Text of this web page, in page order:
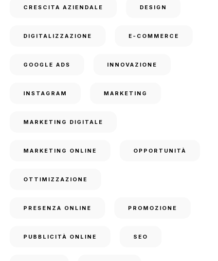
CRESCITA AZIENDALE DESIGN
DIGITALIZZAZIONE E-COMMERCE
GOOGLE ADS INNOVAZIONE
INSTAGRAM MARKETING
MARKETING DIGITALE
MARKETING ONLINE OPPORTUNITÀ
OTTIMIZZAZIONE
PRESENZA ONLINE PROMOZIONE
PUBBLICITÀ ONLINE SEO